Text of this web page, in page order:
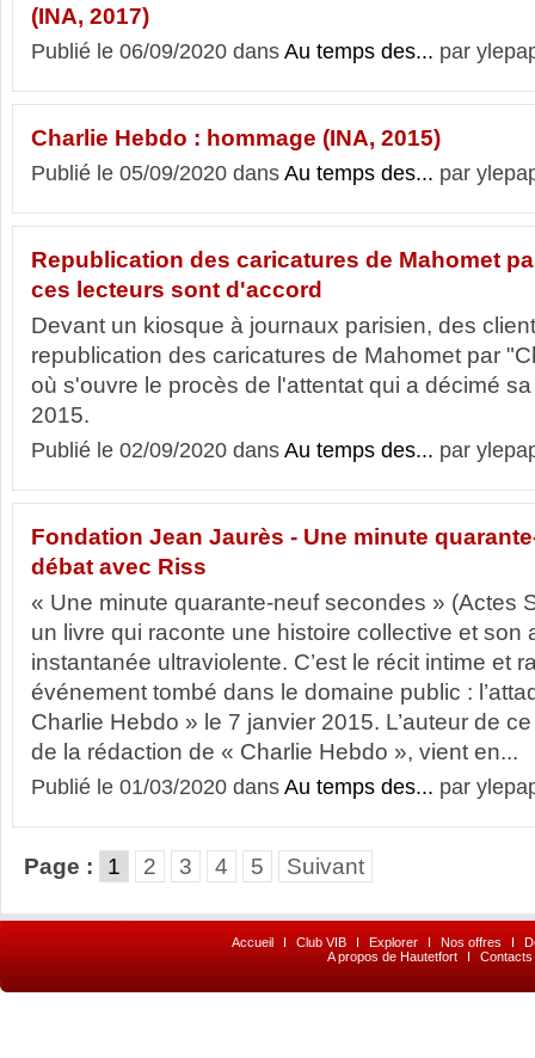
(INA, 2017)
Publié le 06/09/2020 dans Au temps des... par
Charlie Hebdo : hommage (INA, 2015)
Publié le 05/09/2020 dans Au temps des... par
Republication des caricatures de Mahomet
ces lecteurs sont d'accord
Devant un kiosque à journaux parisien, des
republication des caricatures de Mahomet par
où s'ouvre le procès de l'attentat qui a décimé
2015.
Publié le 02/09/2020 dans Au temps des... par
Fondation Jean Jaurès - Une minute
débat avec Riss
« Une minute quarante-neuf secondes » (Actes
un livre qui raconte une histoire collective et son
instantanée ultraviolente. C’est le récit intime et
événement tombé dans le domaine public :
Charlie Hebdo » le 7 janvier 2015. L’auteur de
de la rédaction de « Charlie Hebdo », vient en...
Publié le 01/03/2020 dans Au temps des... par
Page : 1 2 3 4 5 Suivant
Accueil I Club VIB I Explorer I Nos offres I
A propos de Hautetfort
I Contacts